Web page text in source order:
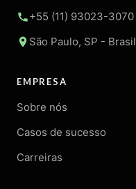
+55 (11) 93023-3070
São Paulo, SP - Brasil
EMPRESA
Sobre nós
Casos de sucesso
Carreiras